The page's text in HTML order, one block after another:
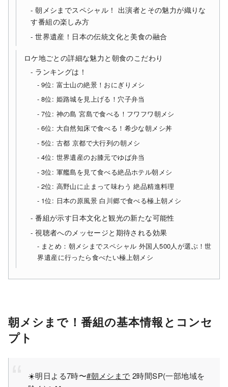
朝メシまでスペシャル！ 出演者とその魅力が織りな
す番組の楽しみ方
世界遺産！日本の伝統文化と美食の融合
ロケ地ごとの詳細な魅力と朝食のこだわり
ランキングは！
9位: 富士山の絶景！おにぎりメシ
8位: 姫路城を見上げる！穴子弁当
7位: 神の島 宮島で食べる！フワフワ朝メシ
6位: 大自然知床で食べる！希少な朝メシ丼
5位: 古都 京都で大行列の朝メシ
4位: 世界遺産のお膝元でゆば弁当
3位: 軍艦島を見て食べる絶品ホテル朝メシ
2位: 高野山に止まって味わう 絶品精進料理
1位: 日本の原風景 白川郷で食べる極上朝メシ
番組が示す日本文化と観光の新たな可能性
視聴者へのメッセージと期待される効果
まとめ：朝メシまでスペシャル 外国人500人が選ぶ！世
界遺産に行ったら食べたい極上朝メシ
朝メシまで！番組の基本情報とコンセ
プト
☀️明日よる7時〜#朝メシまで 2時間SP(一部地域を